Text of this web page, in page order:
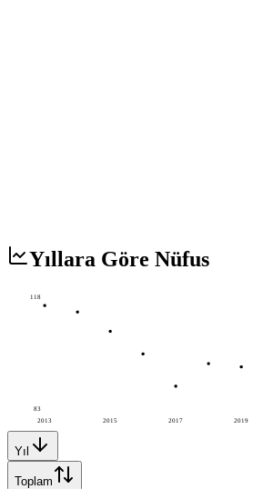
Yıllara Göre Nüfus
2013 2015 2017 2019
118
83
Yıl
Toplam